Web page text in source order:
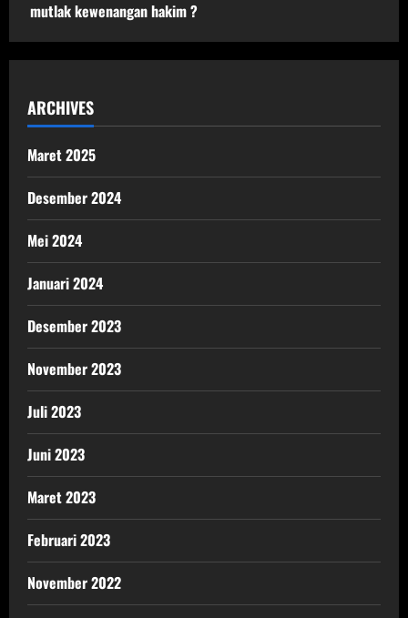
mutlak kewenangan hakim ?
ARCHIVES
Maret 2025
Desember 2024
Mei 2024
Januari 2024
Desember 2023
November 2023
Juli 2023
Juni 2023
Maret 2023
Februari 2023
November 2022